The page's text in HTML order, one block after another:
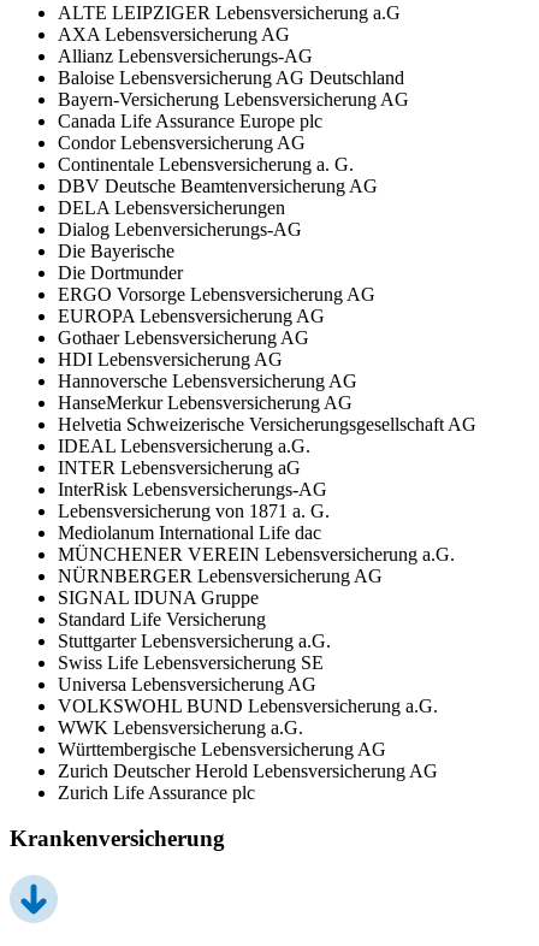
ALTE LEIPZIGER Lebensversicherung a.G
AXA Lebensversicherung AG
Allianz Lebensversicherungs-AG
Baloise Lebensversicherung AG Deutschland
Bayern-Versicherung Lebensversicherung AG
Canada Life Assurance Europe plc
Condor Lebensversicherung AG
Continentale Lebensversicherung a. G.
DBV Deutsche Beamtenversicherung AG
DELA Lebensversicherungen
Dialog Lebenversicherungs-AG
Die Bayerische
Die Dortmunder
ERGO Vorsorge Lebensversicherung AG
EUROPA Lebensversicherung AG
Gothaer Lebensversicherung AG
HDI Lebensversicherung AG
Hannoversche Lebensversicherung AG
HanseMerkur Lebensversicherung AG
Helvetia Schweizerische Versicherungsgesellschaft AG
IDEAL Lebensversicherung a.G.
INTER Lebensversicherung aG
InterRisk Lebensversicherungs-AG
Lebensversicherung von 1871 a. G.
Mediolanum International Life dac
MÜNCHENER VEREIN Lebensversicherung a.G.
NÜRNBERGER Lebensversicherung AG
SIGNAL IDUNA Gruppe
Standard Life Versicherung
Stuttgarter Lebensversicherung a.G.
Swiss Life Lebensversicherung SE
Universa Lebensversicherung AG
VOLKSWOHL BUND Lebensversicherung a.G.
WWK Lebensversicherung a.G.
Württembergische Lebensversicherung AG
Zurich Deutscher Herold Lebensversicherung AG
Zurich Life Assurance plc
Krankenversicherung